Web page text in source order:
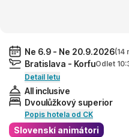
Ne 6.9 - Ne 20.9.2026(14
Bratislava - KorfuOdlet
Detail letu
All inclusive
Dvoulůžkový superior
Popis hotela od CK
Slovenskí animátori